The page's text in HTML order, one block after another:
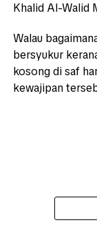
Khalid Al-Walid
Walau
bersyukur
kosong di saf
kewajipan